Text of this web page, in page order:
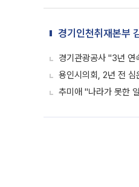
경기인천취재본부
경기관광공사 "3년 연
용인시의회, 2년 전 심
추미애 "나라가 못한